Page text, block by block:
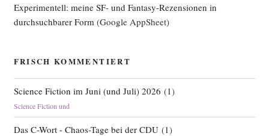
Experimentell: meine SF- und Fantasy-Rezensionen in
durchsuchbarer Form (Google AppSheet)
FRISCH KOMMENTIERT
Science Fiction im Juni (und Juli) 2026 (1)
Science Fiction und
Das C-Wort - Chaos-Tage bei der CDU(1)